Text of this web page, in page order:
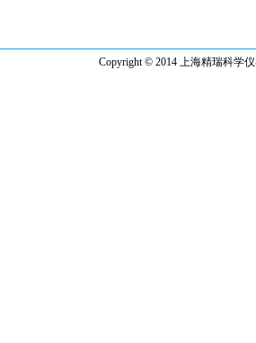
Copyright © 2014 上海精瑞科学